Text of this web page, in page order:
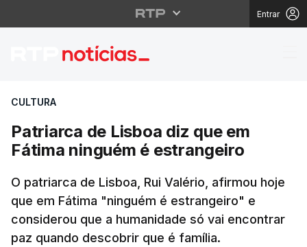
Entrar
Patriarca de Lisboa
CULTURA
Patriarca de Lisboa diz que em
Fátima ninguém é estrangeiro
O patriarca de Lisboa, Rui Valério, afirmou hoje
que em Fátima "ninguém é estrangeiro" e
considerou que a humanidade só vai encontrar
paz quando descobrir que é família.